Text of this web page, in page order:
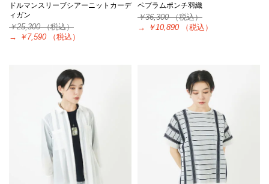
ドルマンスリーブシアーニットカーデ
ィガン
￥25,300（税込）
→
￥7,590 （税込）
ペプラムポンチ羽織
￥36,300（税込）
→
￥10,890 （税込）